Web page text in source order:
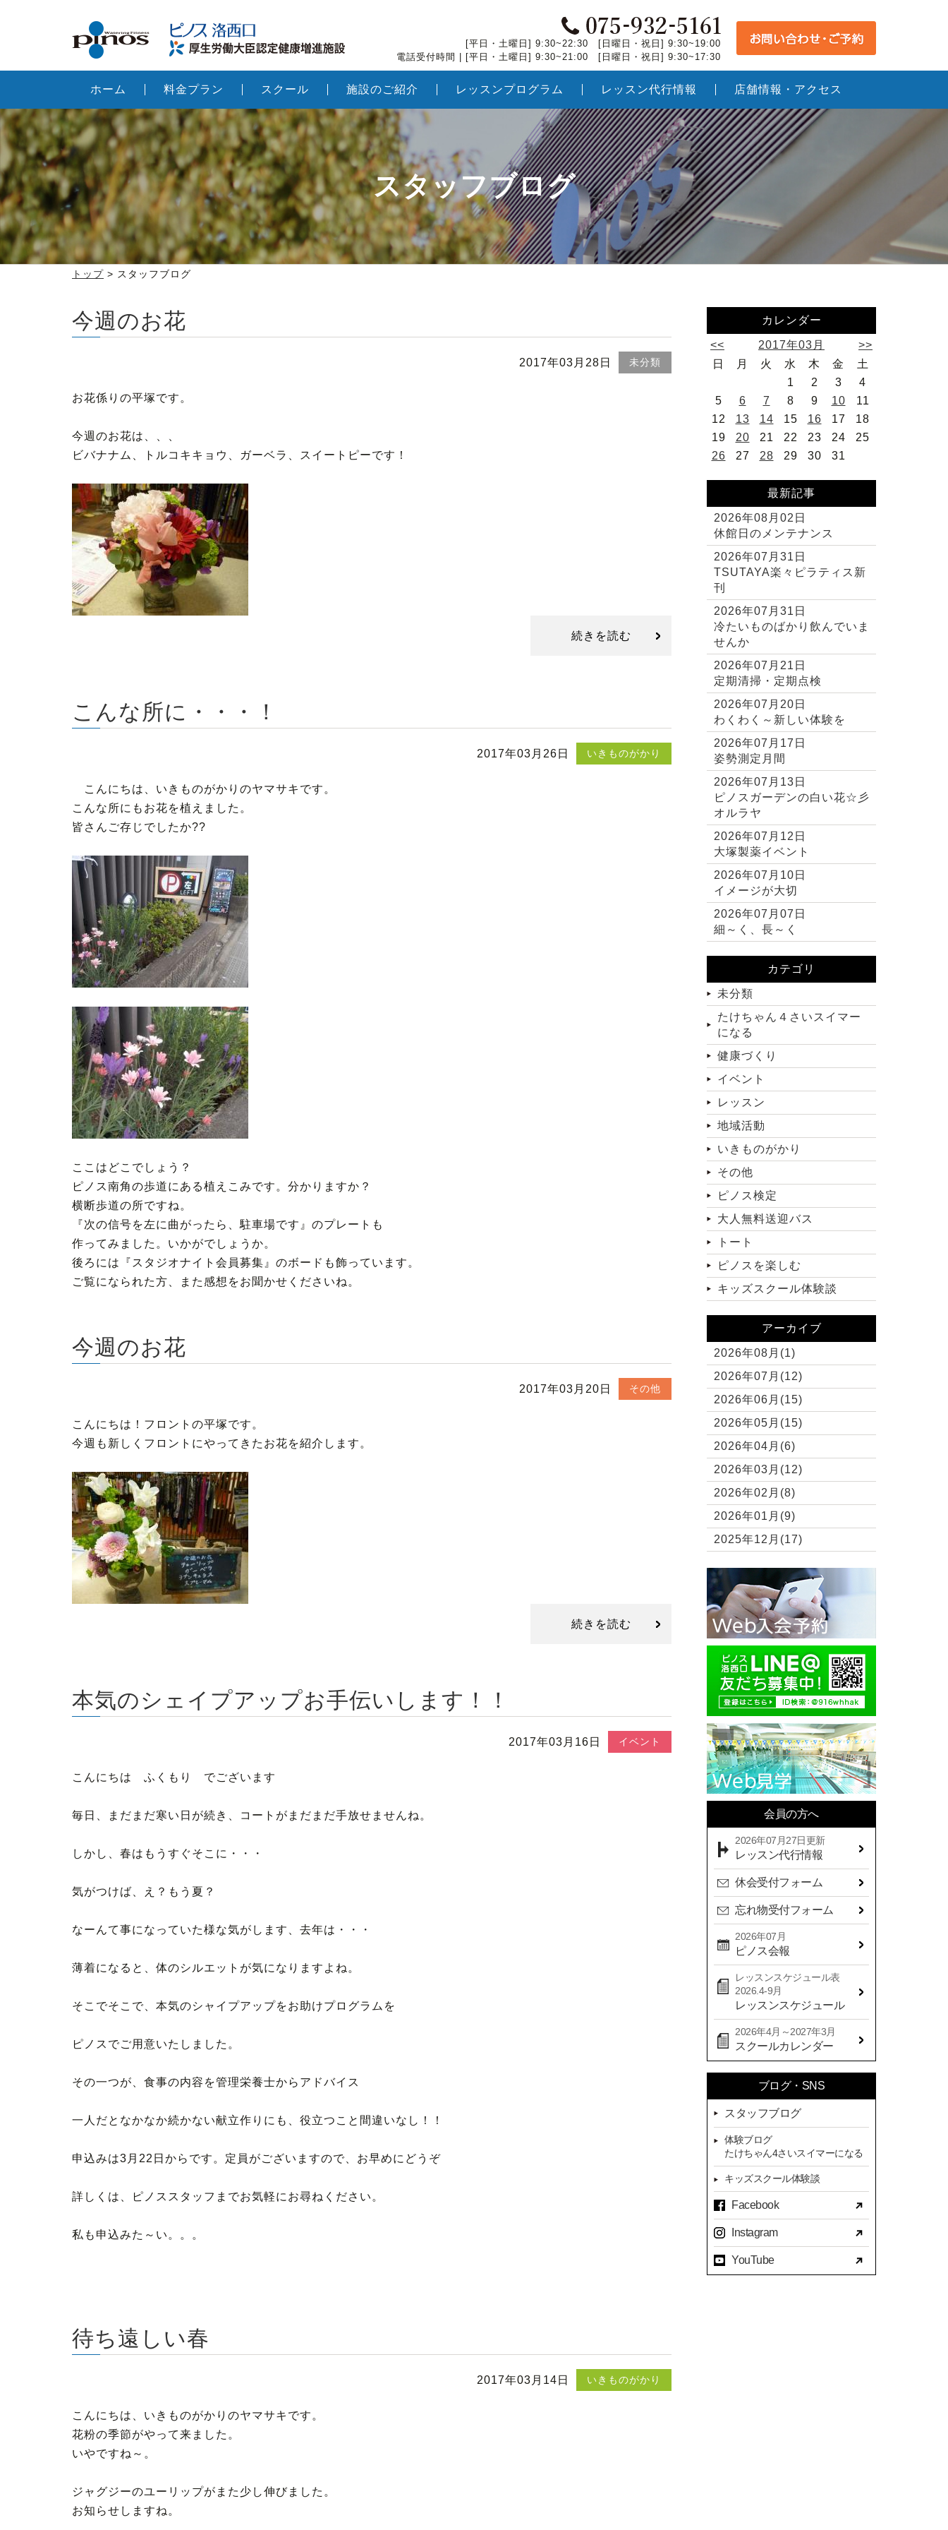
[平日・土曜日] 9:30~22:30 [日曜日・祝日] 9:30~19:00
電話受付時間 | [平日・土曜日] 9:30~21:00 [日曜日・祝日] 9:30~17:30
ホーム 料金プラン スクール 施設のご紹介 レッスンプログラム レッスン代行情報 店舗情報・アクセス
トップ > スタッフブログ
スタッフブログ
今週のお花
未分類
2017年03月28日
お花係りの平塚です。
今週のお花は、、、
ビバナナム、トルコキキョウ、ガーベラ、スイートピーです！
続きを読む
こんな所に・・・！
いきものがかり
2017年03月26日
こんにちは、いきものがかりのヤマサキです。
こんな所にもお花を植えました。
皆さんご存じでしたか??
ここはどこでしょう？
ピノス南角の歩道にある植えこみです。分かりますか？
横断歩道の所ですね。
『次の信号を左に曲がったら、駐車場です』のプレートも
作ってみました。いかがでしょうか。
後ろには『スタジオナイト会員募集』のボードも飾っています。
ご覧になられた方、また感想をお聞かせくださいね。
今週のお花
その他
2017年03月20日
こんにちは！フロントの平塚です。
今週も新しくフロントにやってきたお花を紹介します。
続きを読む
本気のシェイプアップお手伝いします！！
イベント
2017年03月16日
こんにちは ふくもり でございます
毎日、まだまだ寒い日が続き、コートがまだまだ手放せませんね。
しかし、春はもうすぐそこに・・・
気がつけば、え？もう夏？
なーんて事になっていた様な気がします、去年は・・・
薄着になると、体のシルエットが気になりますよね。
そこでそこで、本気のシャイプアップをお助けプログラムを
ピノスでご用意いたしました。
その一つが、食事の内容を管理栄養士からアドバイス
一人だとなかなか続かない献立作りにも、役立つこと間違いなし！！
申込みは3月22日からです。定員がございますので、お早めにどうぞ
詳しくは、ピノススタッフまでお気軽にお尋ねください。
私も申込みた～い。。。
待ち遠しい春
いきものがかり
2017年03月14日
こんにちは、いきものがかりのヤマサキです。
花粉の季節がやって来ました。
いやですね～。
ジャグジーのユーリップがまた少し伸びました。
お知らせしますね。
カレンダー
<< 2017年03月
>>
日
月 火 水 木 金
土
1
2 3
4
5
6 7 8 9 10
11
12
13 14 15 16 17
18
19
20 21 22 23 24
25
26
27 28 29 30 31
最新記事
2026年08月02日
休館日のメンテナンス
2026年07月31日
TSUTAYA楽々ピラティス新
刊
2026年07月31日
冷たいものばかり飲んでいま
せんか
2026年07月21日
定期清掃・定期点検
2026年07月20日
わくわく～新しい体験を
2026年07月17日
姿勢測定月間
2026年07月13日
ピノスガーデンの白い花☆彡
オルラヤ
2026年07月12日
大塚製薬イベント
2026年07月10日
イメージが大切
2026年07月07日
細～く、長～く
カテゴリ
未分類
たけちゃん４さいスイマー
になる
健康づくり
イベント
レッスン
地域活動
いきものがかり
その他
ピノス検定
大人無料送迎バス
トート
ピノスを楽しむ
キッズスクール体験談
アーカイブ
2026年08月(1)
2026年07月(12)
2026年06月(15)
2026年05月(15)
2026年04月(6)
2026年03月(12)
2026年02月(8)
2026年01月(9)
2025年12月(17)
2025年10月(11)
2025年09月(10)
2025年08月(7)
2025年07月(10)
2025年06月(13)
2025年05月(17)
2025年04月(19)
2025年03月(10)
2025年02月(9)
2025年01月(14)
2024年12月(14)
2024年11月(19)
2024年09月(15)
2024年08月(21)
2024年07月(20)
2024年06月(29)
2024年05月(22)
2024年04月(20)
2024年03月(16)
2024年02月(7)
2024年01月(8)
2023年12月(14)
2023年11月(13)
2023年10月(9)
2023年09月(10)
2023年08月(9)
2023年07月(17)
2023年06月(9)
2023年05月(11)
会員の方へ
2026年07月27日更新
レッスン代行情報
休会受付フォーム
忘れ物受付フォーム
2026年07月
ピノス会報
レッスンスケジュール表
2026.4-9月
レッスンスケジュール
2026年4月～2027年3月
スクールカレンダー
ブログ・SNS
スタッフブログ
体験ブログ
たけちゃん4さいスイマーになる
キッズスクール体験談
Facebook
Instagram
YouTube